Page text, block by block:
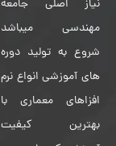
نیاز اصلی جامعه
مهندسی میباشد
شروع به تولید دوره
های آموزشی انواع نرم
افزاهای معماری با
بهترین کیفیت